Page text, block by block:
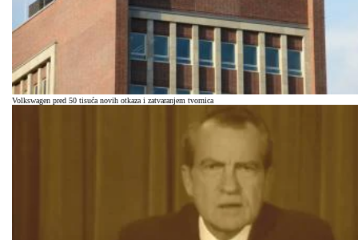
Volkswagen pred 50 tisuća novih otkaza i zatvaranjem tvornica